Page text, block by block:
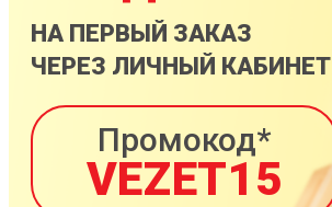
НА ПЕРВЫЙ ЗАКАЗ
ЧЕРЕЗ ЛИЧНЫЙ КАБИНЕТ
Промокод*
VEZET15